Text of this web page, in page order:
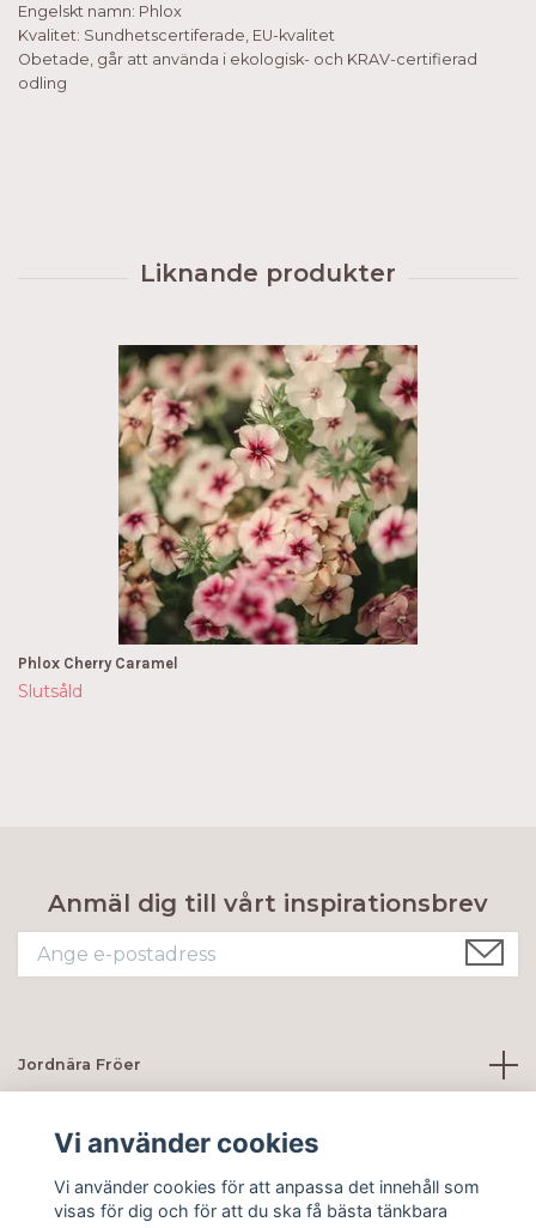
Engelskt namn: Phlox
Kvalitet: Sundhetscertiferade, EU-kvalitet
Obetade, går att använda i ekologisk- och KRAV-certifierad
odling
Phlox Cherry Caramel
Slutsåld
Anmäl dig till vårt inspirationsbrev
Jordnära Fröer
Sociala medier
Vi använder cookies
Vi använder cookies för att anpassa det innehåll som
visas för dig och för att du ska få bästa tänkbara